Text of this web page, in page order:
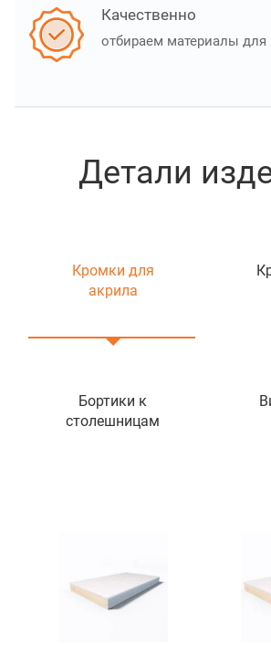
Качественно
отбираем материалы
Детали
Кромки для
акрила
Бортики к
столешницам